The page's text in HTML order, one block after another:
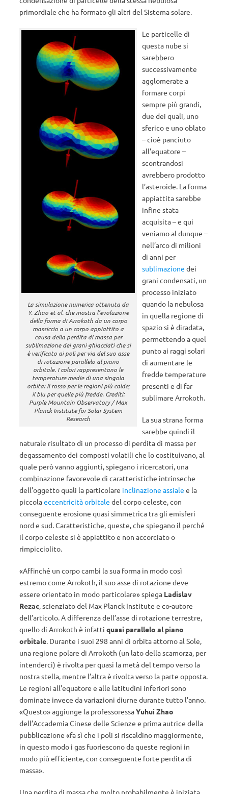
primordiale che ha formato gli altri del Sistema solare.
La simulazione numerica ottenuta da
Y. Zhao et al. che mostra l’evoluzione
della forma di Arrokoth da un corpo
massiccio a un corpo appiattito a
causa della perdita di massa per
sublimazione dei grani ghiacciati che si
è verificato ai poli per via del suo asse
di rotazione parallelo al piano
orbitale. I colori rappresentano le
temperature medie di una singola
orbita: il rosso per le regioni più calde;
il blu per quelle più fredde. Crediti:
Purple Mountain Observatory / Max
Planck Institute for Solar System
Research
Le particelle di
questa nube si
sarebbero
successivamente
agglomerate a
formare corpi
sempre più grandi,
due dei quali, uno
sferico e uno oblato
– cioè panciuto
all’equatore –
scontrandosi
avrebbero prodotto
l’asteroide. La forma
appiattita sarebbe
infine stata
acquisita – e qui
veniamo al dunque –
nell’arco di milioni
di anni per
sublimazione dei
grani condensati, un
processo iniziato
quando la nebulosa
in quella regione di
spazio si è diradata,
permettendo a quel
punto ai raggi solari
di aumentare le
fredde temperature
presenti e di far
sublimare Arrokoth.
La sua strana forma
sarebbe quindi il
naturale risultato di un processo di perdita di massa per
degassamento dei composti volatili che lo costituivano, al
quale però vanno aggiunti, spiegano i ricercatori, una
combinazione favorevole di caratteristiche intrinseche
dell’oggetto quali la particolare inclinazione assiale e la
piccolaeccentricità orbitale del corpo celeste, con
conseguente erosione quasi simmetrica tra gli emisferi
nord e sud. Caratteristiche, queste, che spiegano il perché
il corpo celeste si è appiattito e non accorciato o
rimpicciolito.
«Affinché un corpo cambi la sua forma in modo così
estremo come Arrokoth, il suo asse di rotazione deve
essere orientato in modo particolare» spiega Ladislav
Rezac, scienziato del Max Planck Institute e co-autore
dell’articolo. A differenza dell’asse di rotazione terrestre,
quello di Arrokoth è infatti quasi parallelo al piano
orbitale. Durante i suoi 298 anni di orbita attorno al Sole,
una regione polare di Arrokoth (un lato della scamorza, per
intenderci) è rivolta per quasi la metà del tempo verso la
nostra stella, mentre l’altra è rivolta verso la parte opposta.
Le regioni all’equatore e alle latitudini inferiori sono
dominate invece da variazioni diurne durante tutto l’anno.
«Questo» aggiunge la professoressaYuhui Zhao
dell’Accademia Cinese delle Scienze e prima autrice della
pubblicazione «fa sì che i poli si riscaldino maggiormente,
in questo modo i gas fuoriescono da queste regioni in
modo più efficiente, con conseguente forte perdita di
massa».
Una perdita di massa che molto probabilmente è iniziata